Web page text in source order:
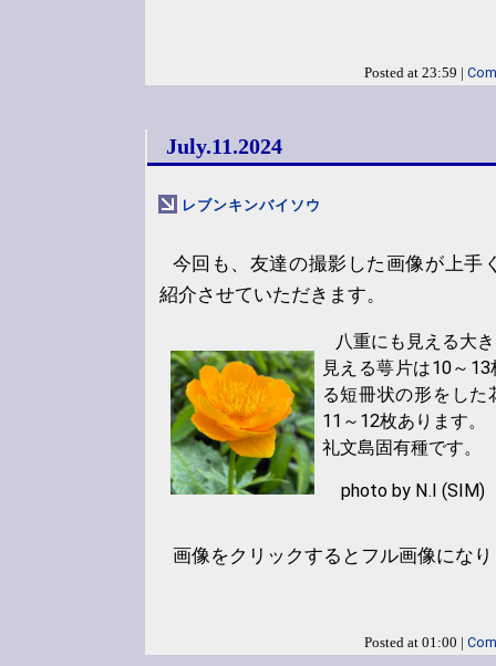
Posted at 23:59 |
July.11.2024
レブンキンバイソウ
今回も、友達の撮影した画像が上手
紹介させていただきます。
八重にも見える大
見える萼片は10～
る短冊状の形をし
11～12枚あります。
礼文島固有種です。
photo by N.I (SIM)
画像をクリックするとフル画像にな
Posted at 01:00 |